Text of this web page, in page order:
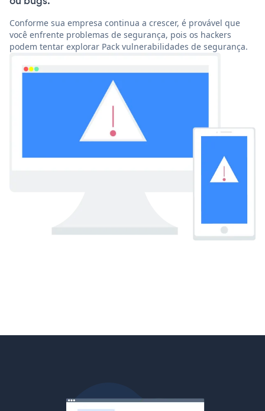
Conforme sua empresa continua a crescer, é provável que
você enfrente problemas de segurança, pois os hackers
podem tentar explorar Pack vulnerabilidades de segurança.